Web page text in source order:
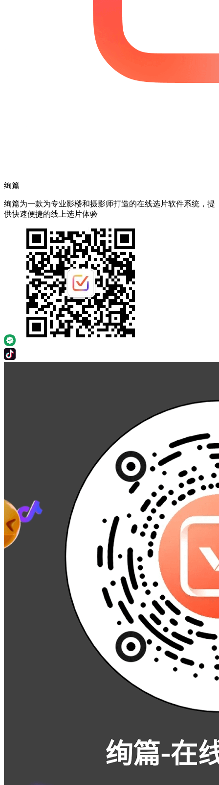
绚篇
绚篇为一款为专业影楼和摄影师打造的在线选片软件系统，提
供快速便捷的线上选片体验